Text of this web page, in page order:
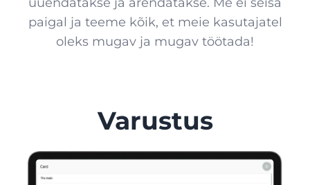
paigal ja teeme kõik, et meie kasutajatel
oleks mugav ja mugav töötada!
Varustus